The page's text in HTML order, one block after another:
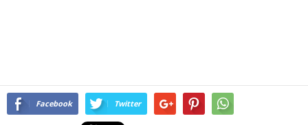
Facebook Twitter